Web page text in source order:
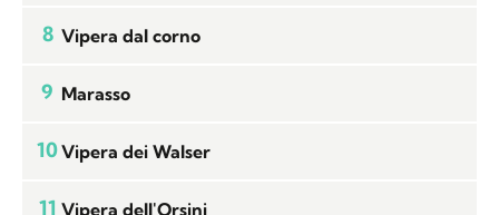
8 Vipera dal corno
9 Marasso
10Vipera dei Walser
11 Vipera dell'Orsini